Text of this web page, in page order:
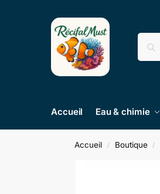
Accueil Eau & chimie
Accueil / Boutique /